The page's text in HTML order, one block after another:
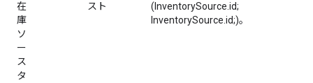
在
庫
ソ
ー
ス
タ
スト
(InventorySource.id;
InventorySource.id;)。